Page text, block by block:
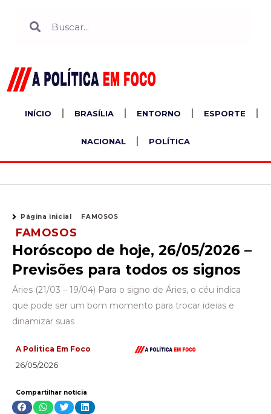
INÍCIO BRASÍLIA ENTORNO ESPORTE
NACIONAL POLÍTICA
Página inicial FAMOSOS
FAMOSOS
Horóscopo de hoje, 26/05/2026 –
Previsões para todos os signos
Áries (21/03 – 19/04) Para o signo de Áries, o céu indica
que pode ser um bom momento para trocar ideias e
dinamizar suas
A Politica Em Foco
26/05/2026
Compartilhar notícia